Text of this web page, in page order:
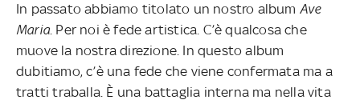
In passato abbiamo titolato un nostro album Ave
Maria. Per noi è fede artistica. C’è qualcosa che
muove la nostra direzione. In questo album
dubitiamo, c’è una fede che viene confermata ma a
tratti traballa. È una battaglia interna ma nella vita